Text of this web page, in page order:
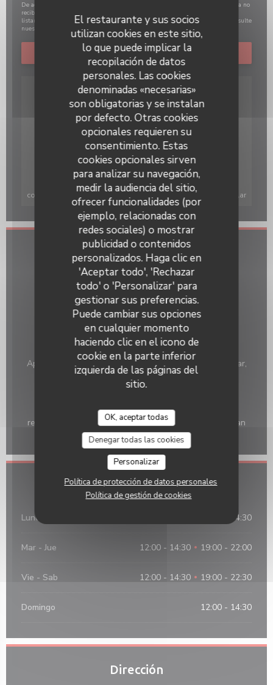
El restaurante y sus socios
utilizan cookies en este sitio,
lo que puede implicar la
recopilación de datos
personales. Las cookies
denominadas «necesarias»
son obligatorias y se instalan
por defecto. Otras cookies
opcionales requieren su
consentimiento. Estas
cookies opcionales sirven
para analizar su navegación,
medir la audiencia del sitio,
ofrecer funcionalidades (por
ejemplo, relacionadas con
redes sociales) o mostrar
publicidad o contenidos
personalizados. Haga clic en
'Aceptar todo', 'Rechazar
todo' o 'Personalizar' para
gestionar sus preferencias.
Puede cambiar sus opciones
en cualquier momento
haciendo clic en el icono de
cookie en la parte inferior
izquierda de las páginas del
sitio.
OK, aceptar todas
Denegar todas las cookies
Personalizar
Política de protección de datos personales
Política de gestión de cookies
De acuerdo con la normativa de protección de datos, puede ejercer su derecho a no
recibir comunicaciones comerciales inscribiéndose en la Lista Robinson:
listarobinson.es
. Para más información sobre el tratamiento de sus datos, consulte
nuestra
política de privacidad
Para mostrar el mapa interactivo de Waze, debe aceptar las
cookies de Waze Map (Google). Estas cookies pueden recopilar
datos de navegación y ubicación.
Permitir
Información general
Cocina
Pizza au feu de bois, Italiana
Tipo de negocio
Restaurante Tradicional
Servicios
Aparcamiento Gratuito, Privatización, Pedido para Llevar,
Acceso a Discapacitados, Acceso WiFi, Terraza
Contactless Payment, Eurocard/Mastercard, Tickets
restaurante, Efectivo, Visa, Vouchers de Viaje, American
Express, Tarjeta de Crédito
Horario de apertura
Lunes 12:00 - 14:30
Mar -Jue 12:00 - 14:30 • 19:00 - 22:00
Vie - Sab 12:00 - 14:30 • 19:00 - 22:30
Domingo 12:00 - 14:30
Dirección